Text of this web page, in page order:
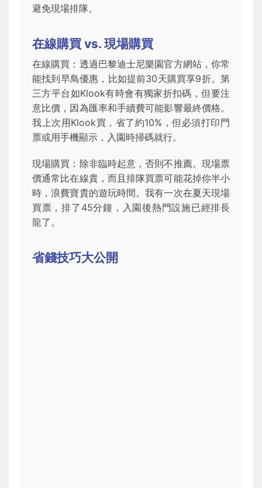
避免現場排隊。
在線購買 vs. 現場購買
在線購買：透過巴黎迪士尼樂園官方網站，你常
能找到早鳥優惠，比如提前30天購買享9折。第
三方平台如Klook有時會有獨家折扣碼，但要注
意比價，因為匯率和手續費可能影響最終價格。
我上次用Klook買，省了約10%，但必須打印門
票或用手機顯示，入園時掃碼就行。
現場購買：除非臨時起意，否則不推薦。現場票
價通常比在線貴，而且排隊買票可能花掉你半小
時，浪費寶貴的遊玩時間。我有一次在夏天現場
買票，排了45分鐘，入園後熱門設施已經排長
龍了。
省錢技巧大公開